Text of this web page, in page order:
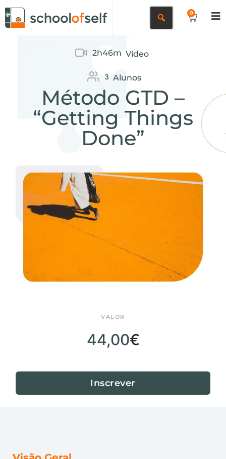
0
2h46m Vídeo
3 Alunos
Método GTD –
“Getting Things
Done”
VALOR
44,00€
Inscrever